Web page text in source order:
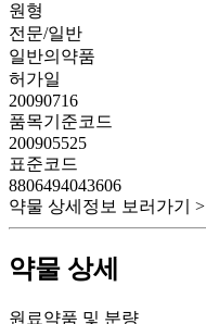
원형
전문/일반
일반의약품
허가일
20090716
품목기준코드
200905525
표준코드
8806494043606
약물 상세정보 보러가기 >
약물 상세
원료약품 및 분량